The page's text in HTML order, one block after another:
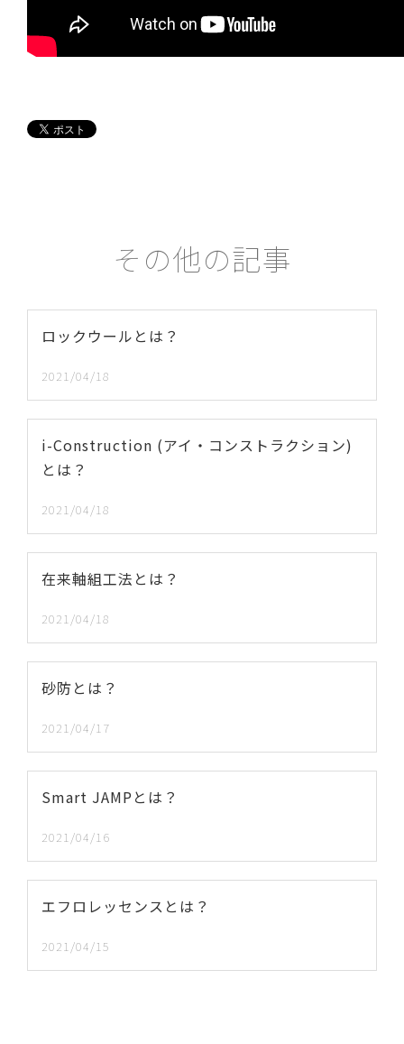
その他の記事
ロックウールとは？
2021/04/18
i-Construction (アイ・コンストラクション)
とは？
2021/04/18
在来軸組工法とは？
2021/04/18
砂防とは？
2021/04/17
Smart JAMPとは？
2021/04/16
エフロレッセンスとは？
2021/04/15